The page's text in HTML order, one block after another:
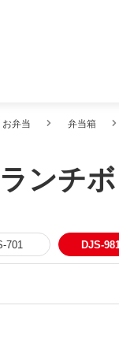
お弁当 弁当箱
ンチ
701 DJS-